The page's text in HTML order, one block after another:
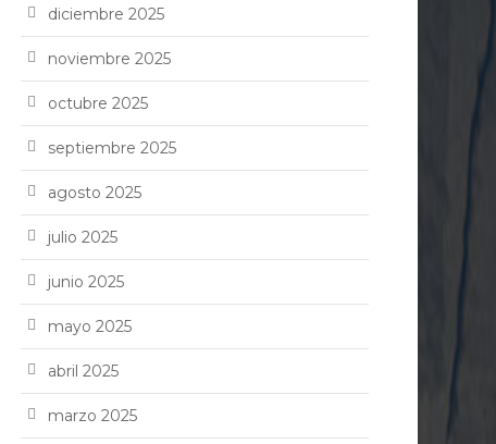
diciembre 2025
noviembre 2025
octubre 2025
septiembre 2025
agosto 2025
julio 2025
junio 2025
mayo 2025
abril 2025
marzo 2025